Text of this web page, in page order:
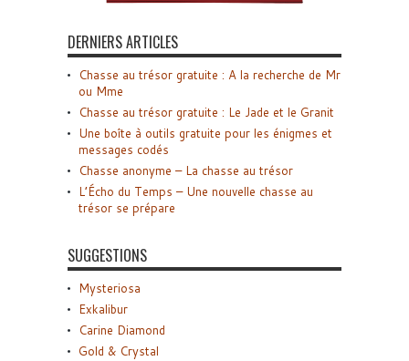
DERNIERS ARTICLES
Chasse au trésor gratuite : A la recherche de Mr
ou Mme
Chasse au trésor gratuite : Le Jade et le Granit
Une boîte à outils gratuite pour les énigmes et
messages codés
Chasse anonyme – La chasse au trésor
L’Écho du Temps – Une nouvelle chasse au
trésor se prépare
SUGGESTIONS
Mysteriosa
Exkalibur
Carine Diamond
Gold & Crystal